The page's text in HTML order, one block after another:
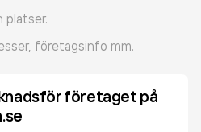
platser.
företagsinfo mm.
företaget på